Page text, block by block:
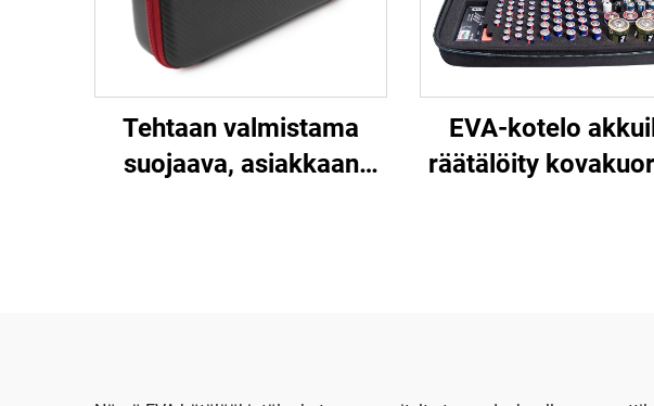
Tehtaan valmistama
suojaava, asiakkaan
EVA-kotelo
räätälöity